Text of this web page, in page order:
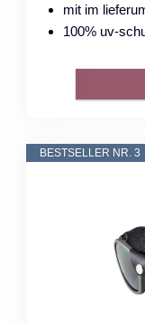
mit im
100% uv-
BESTSELLER NR. 3